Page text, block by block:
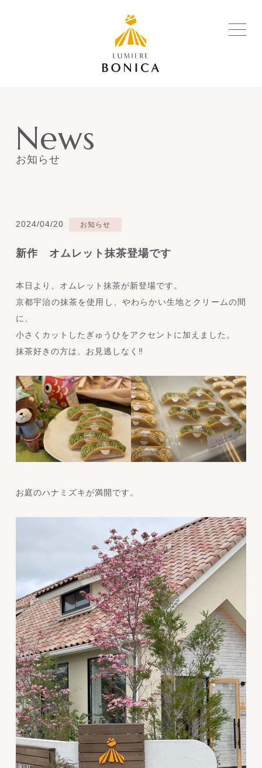
News
お知らせ
2024/04/20 お知らせ
新作 オムレット抹茶登場です
本日より、オムレット抹茶が新登場です。
京都宇治の抹茶を使用し、やわらかい生地とクリームの間
に、
小さくカットしたぎゅうひをアクセントに加えました。
抹茶好きの方は、お見逃しなく‼
お庭のハナミズキが満開です。